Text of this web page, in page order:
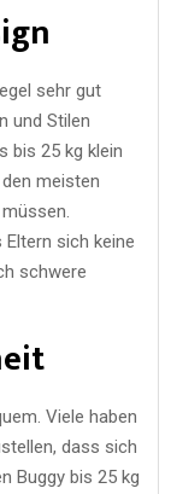
sehr gut
und Stilen
bis 25 kg klein
meisten
sich keine
schwere
Viele haben
dass sich
Buggy bis 25 kg